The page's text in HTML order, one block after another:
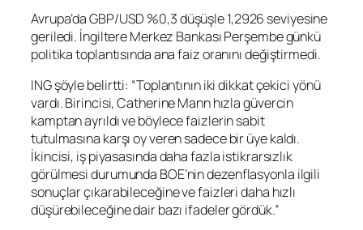
Avrupa’daGBP/USD %0,3 düşüşle 1,2926 seviyesine
geriledi. İngiltere Merkez Bankası Perşembe günkü
politika toplantısında ana faiz oranını değiştirmedi.
ING şöyle belirtti: “Toplantının iki dikkat çekici yönü
vardı. Birincisi, Catherine Mann hızla güvercin
kamptan ayrıldı ve böylece faizlerin sabit
tutulmasına karşı oy veren sadece bir üye kaldı.
İkincisi, iş piyasasında daha fazla istikrarsızlık
görülmesi durumunda BOE’nin dezenflasyonla ilgili
sonuçlar çıkarabileceğine ve faizleri daha hızlı
düşürebileceğine dair bazı ifadeler gördük.”